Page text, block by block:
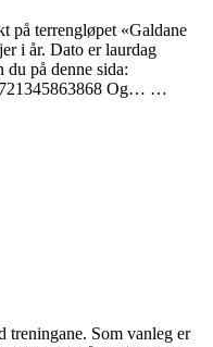
på terrengløpet «Galdane
i år. Dato er laurdag
på denne sida:
Og… …
treningane. Som vanleg er